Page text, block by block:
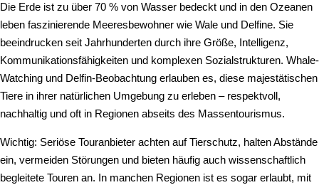
Die Erde ist zu über 70 % von Wasser bedeckt und in den Ozeanen
leben faszinierende Meeresbewohner wie Wale und Delfine. Sie
beeindrucken seit Jahrhunderten durch ihre Größe, Intelligenz,
Kommunikationsfähigkeiten und komplexen Sozialstrukturen. Whale-
Watching und Delfin-Beobachtung erlauben es, diese majestätischen
Tiere in ihrer natürlichen Umgebung zu erleben – respektvoll,
nachhaltig und oft in Regionen abseits des Massentourismus.
Wichtig: Seriöse Touranbieter achten auf Tierschutz, halten Abstände
ein, vermeiden Störungen und bieten häufig auch wissenschaftlich
begleitete Touren an. In manchen Regionen ist es sogar erlaubt, mit